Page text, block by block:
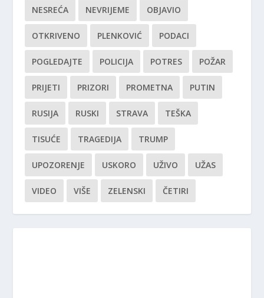
NESREĆA NEVRIJEME OBJAVIO
OTKRIVENO PLENKOVIĆ PODACI
POGLEDAJTE POLICIJA POTRES POŽAR
PRIJETI PRIZORI PROMETNA PUTIN
RUSIJA RUSKI STRAVA TEŠKA
TISUĆE TRAGEDIJA TRUMP
UPOZORENJE USKORO UŽIVO UŽAS
VIDEO VIŠE ZELENSKI ČETIRI